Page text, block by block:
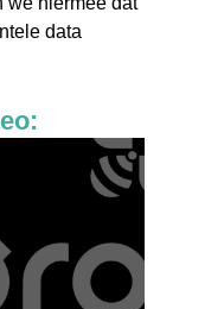
data